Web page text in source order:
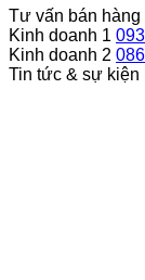
Tư vấn bán hàng
Kinh doanh 1
Kinh doanh 2
Tin tức & sự kiện